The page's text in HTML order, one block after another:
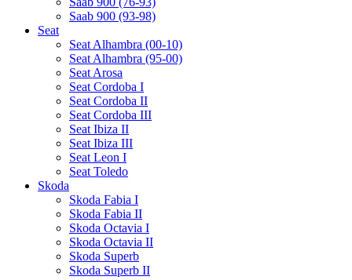
Saab 900 (93-98)
Seat
Seat Alhambra (00-10)
Seat Alhambra (95-00)
Seat Arosa
Seat Cordoba I
Seat Cordoba II
Seat Cordoba III
Seat Ibiza II
Seat Ibiza III
Seat Leon I
Seat Toledo
Skoda
Skoda Fabia I
Skoda Fabia II
Skoda Octavia I
Skoda Octavia II
Skoda Superb
Skoda Superb II